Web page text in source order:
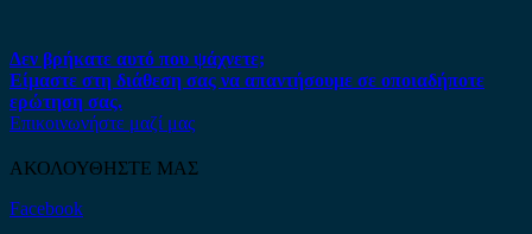
Δεν βρήκατε αυτό που ψάχνετε;
Είμαστε στη διάθεση σας να απαντήσουμε σε οποιαδήποτε
ερώτηση σας.
Επικοινωνήστε μαζί μας
ΑΚΟΛΟΥΘΗΣΤΕ ΜΑΣ
Facebook